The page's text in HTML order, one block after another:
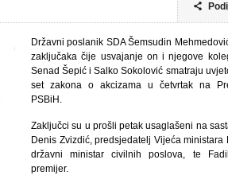

Državni poslanik SDA Šemsudin
zaključaka čije usvajanje on i njegove
Senad Šepić i Salko Sokolović smatraju
set zakona o akcizama u četvrtak na
PSBiH.
Zaključci su u prošli petak usaglašeni na
Denis Zvizdić, predsjedatelj Vijeća ministara
državni ministar civilnih poslova, te
premijer.